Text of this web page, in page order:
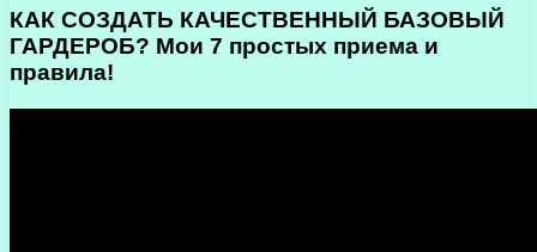
КАК СОЗДАТЬ КАЧЕСТВЕННЫЙ БАЗОВЫЙ
ГАРДЕРОБ? Мои 7 простых приема и
правила!